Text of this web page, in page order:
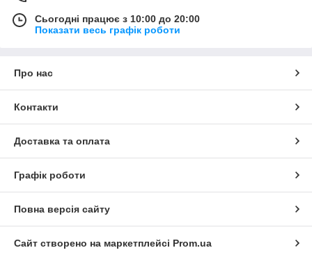
Сьогодні працює з 10:00 до 20:00
Показати весь графік роботи
Про нас
Контакти
Доставка та оплата
Графік роботи
Повна версія сайту
Сайт створено на маркетплейсі Prom.ua